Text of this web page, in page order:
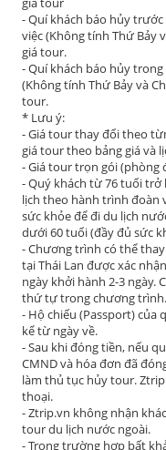
- Quí khách báo hủy
việc (Không tính Thứ Bảy
giá tour.
- Quí khách báo hủy
(Không tính Thứ Bảy và
tour.
* Lưu ý:
- Giá tour thay đổi theo
giá tour theo bảng giá và
- Giá tour trọn gói (phòng
- Quý khách từ 76 tuổi trở
lịch theo hành trình đoàn
sức khỏe để đi du lịch
dưới 60 tuổi (đầy đủ sức
- Chương trình có thể
tại Thái Lan được xác
ngày khởi hành 2-3 ngày.
thứ tự trong chương trình.
- Hộ chiếu (Passport) của
kể từ ngày về.
- Sau khi đóng tiền, nếu
CMND và hóa đơn đã
làm thủ tục hủy tour.
thoại.
- Ztrip.vn không nhận
tour du lịch nước ngoài.
- Trong trường hợp bất